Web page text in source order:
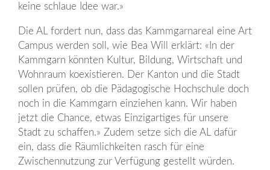
keine schlaue Idee war.»
Die AL fordert nun, dass das Kammgarnareal eine Art
Campus werden soll, wie Bea Will erklärt: «In der
Kammgarn könnten Kultur, Bildung, Wirtschaft und
Wohnraum koexistieren. Der Kanton und die Stadt
sollen prüfen, ob die Pädagogische Hochschule doch
noch in die Kammgarn einziehen kann. Wir haben
jetzt die Chance, etwas Einzigartiges für unsere
Stadt zu schaffen.» Zudem setze sich die AL dafür
ein, dass die Räumlichkeiten rasch für eine
Zwischennutzung zur Verfügung gestellt würden.